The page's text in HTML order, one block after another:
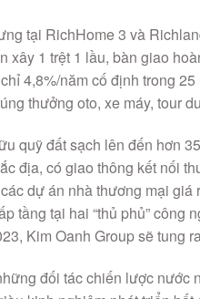
quỹ đất sạch lên đến hơn
địa, có giao thông kết nối
dự án nhà thương mại giá
tầng tại hai “thủ phủ” công
đối tác chiến lược
kinh nghiệm phát triển bất
Oanh Group sắp tới sẽ học
thị trường những sản